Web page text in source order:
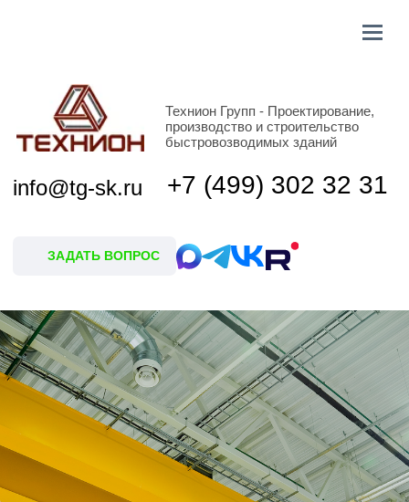
ЗАДАТЬ ВОПРОС
+7 (499) 302 32 31
info@tg-sk.ru